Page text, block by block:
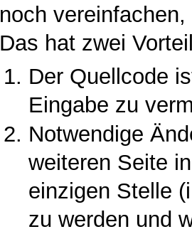
noch
Das hat zwei
Der Quellcode
Eingabe zu
Notwendige
weiteren Seite
einzigen Stelle
zu werden und